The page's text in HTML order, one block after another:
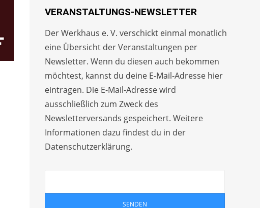
VERANSTALTUNGS-NEWSLETTER
Der Werkhaus e. V. verschickt einmal monatlich
eine Übersicht der Veranstaltungen per
Newsletter. Wenn du diesen auch bekommen
möchtest, kannst du deine E-Mail-Adresse hier
eintragen. Die E-Mail-Adresse wird
ausschließlich zum Zweck des
Newsletterversands gespeichert. Weitere
Informationen dazu findest du in der
Datenschutzerklärung.